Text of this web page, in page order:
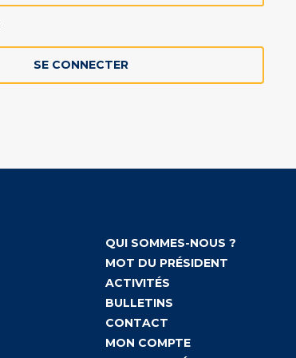
SE CONNECTER
QUI SOMMES-NOUS ?
MOT DU PRÉSIDENT
ACTIVITÉS
BULLETINS
CONTACT
MON COMPTE